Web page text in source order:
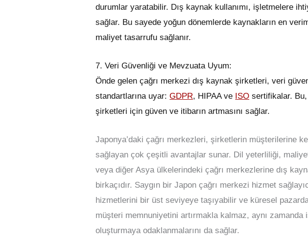
durumlar yaratabilir. Dış kaynak kullanımı, işletmelere
sağlar. Bu sayede yoğun dönemlerde kaynakların en
maliyet tasarrufu sağlanır.
7. Veri Güvenliği ve Mevzuata Uyum:
Önde gelen çağrı merkezi dış kaynak şirketleri, veri
standartlarına uyar:GDPR, HIPAA ve ISO sertifikalar.
şirketleri için güven ve itibarın artmasını sağlar.
Japonya’daki çağrı merkezleri, şirketlerin müşterilerine
sağlayan çok çeşitli avantajlar sunar. Dil yeterliliği,
veya diğer Asya ülkelerindeki çağrı merkezlerine dış
birkaçıdır. Saygın bir Japon çağrı merkezi hizmet
hizmetlerini bir üst seviyeye taşıyabilir ve küresel
müşteri memnuniyetini artırmakla kalmaz, aynı
oluşturmaya odaklanmalarını da sağlar.